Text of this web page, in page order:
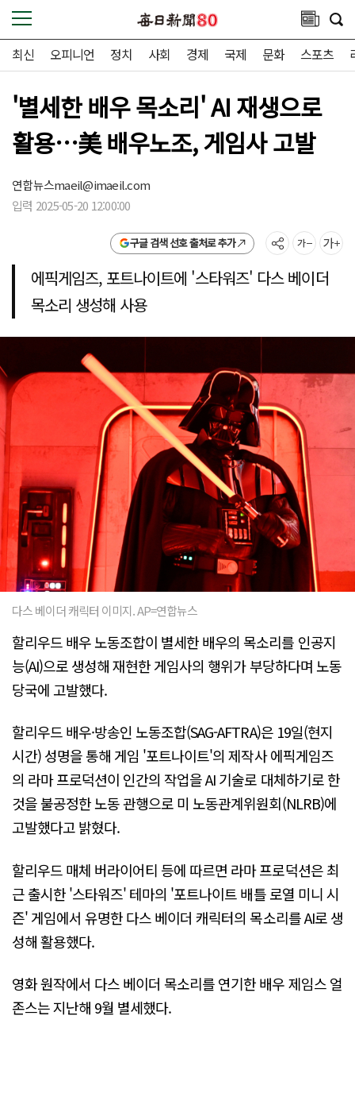
최신 오피니언 정치 사회 경제 국제 문화 스포츠
'별세한 배우 목소리' AI 재생으로
활용…美 배우노조, 게임사 고발
연합뉴스maeil@imaeil.com
입력 2025-05-20 12:00:00
구글 검색 선호 출처로 추가
에픽게임즈, 포트나이트에 '스타워즈' 다스 베이더
목소리 생성해 사용
다스 베이더 캐릭터 이미지. AP=연합뉴스
할리우드 배우 노동조합이 별세한 배우의 목소리를 인공지
능(AI)으로 생성해 재현한 게임사의 행위가 부당하다며 노동
당국에 고발했다.
할리우드 배우·방송인 노동조합(SAG-AFTRA)은 19일(현지
시간) 성명을 통해 게임 '포트나이트'의 제작사 에픽게임즈
의 라마 프로덕션이 인간의 작업을 AI 기술로 대체하기로 한
것을 불공정한 노동 관행으로 미 노동관계위원회(NLRB)에
고발했다고 밝혔다.
할리우드 매체 버라이어티 등에 따르면 라마 프로덕션은 최
근 출시한 '스타워즈' 테마의 '포트나이트 배틀 로열 미니 시
즌' 게임에서 유명한 다스 베이더 캐릭터의 목소리를 AI로 생
성해 활용했다.
영화 원작에서 다스 베이더 목소리를 연기한 배우 제임스 얼
존스는 지난해 9월 별세했다.